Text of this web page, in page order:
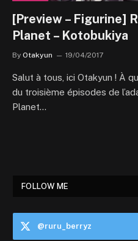
[Preview – Figurine]
Planet – Kotobukiya
By Otakyun 19/04/2017
Salut à tous, ici Otakyun ! À
du troisième épisodes de
Planet…
FOLLOW ME
@ruru_berryz